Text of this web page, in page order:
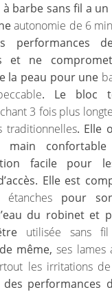
barbe sans fil a
autonomie de 6
performances
et ne
la peau pour une
. Le bloc
3 fois plus
traditionnelles. Elle
main
facile pour
Elle est
étanches pour
du robinet et
utilisée sans
même,ses lames
les irritations
performances